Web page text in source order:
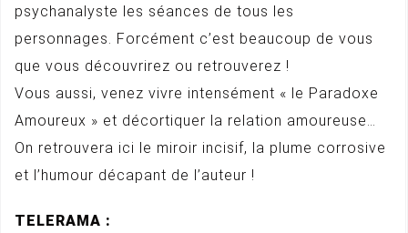
psychanalyste les séances de tous les
personnages. Forcément c’est beaucoup de vous
que vous découvrirez ou retrouverez !
Vous aussi, venez vivre intensément « le Paradoxe
Amoureux » et décortiquer la relation amoureuse…
On retrouvera ici le miroir incisif, la plume corrosive
et l’humour décapant de l’auteur !
TELERAMA :